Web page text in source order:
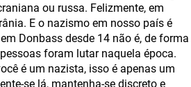
ou russa. Felizmente, em
E o nazismo em nosso país é
Donbass desde 14 não é, de forma
foram lutar naquela época.
é um nazista, isso é apenas um
se lá, mantenha-se discreto e